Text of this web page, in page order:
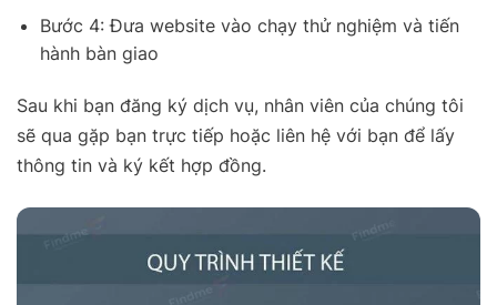
Bước 4: Đưa website vào chạy thử nghiệm và tiến
hành bàn giao
Sau khi bạn đăng ký dịch vụ, nhân viên của chúng tôi
sẽ qua gặp bạn trực tiếp hoặc liên hệ với bạn để lấy
thông tin và ký kết hợp đồng.